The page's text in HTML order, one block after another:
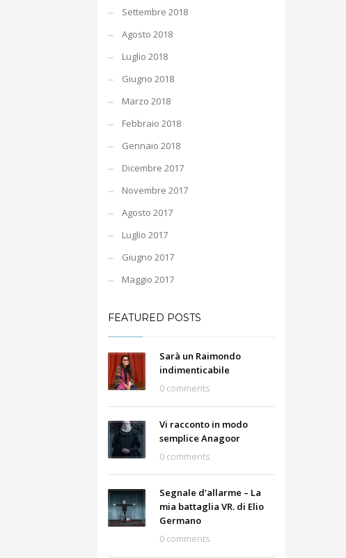
Settembre 2018
Agosto 2018
Luglio 2018
Giugno 2018
Marzo 2018
Febbraio 2018
Gennaio 2018
Dicembre 2017
Novembre 2017
Agosto 2017
Luglio 2017
Giugno 2017
Maggio 2017
FEATURED POSTS
Sarà un Raimondo
indimenticabile
0 comments
Vi racconto in modo
semplice Anagoor
0 comments
Segnale d’allarme – La
mia battaglia VR. di Elio
Germano
0 comments